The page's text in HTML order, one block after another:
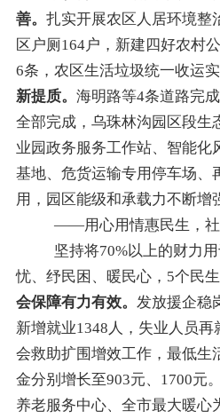
善。 扎实开展农区人居环境整
区户厕164户，新建四好农村
6条，农区生活垃圾统一收运
新提质。 海明路等4条道路完
全部完成，乌珠林沟园区段生
业园政务服务工作站、智能化
基地、危货运输专用停车场、
用，园区能级和承载力不断增
——用心用情惠民生，社
坚持将70%以上的财力
忧、纾民困、暖民心， 5个民
会保障有力有效。 发放援企稳
新增就业1348 人，失业人员再
会救助扩围增效工作， 最低生
金分别增长至903元、 1700元
养老服务中心、全市最大暖心